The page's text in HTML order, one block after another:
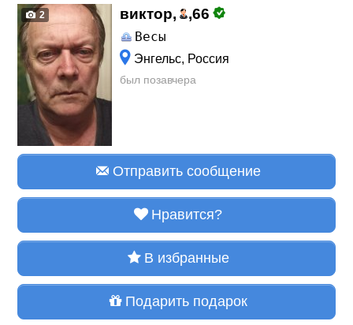
2 виктор, ,66
Весы
Энгельс, Россия
был позавчера
Отправить сообщение
Нравится?
В избранные
Подарить подарок